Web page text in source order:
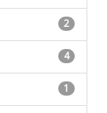
2
4
1